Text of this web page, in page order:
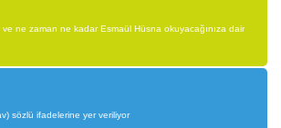
ne zaman ne kadar Esmaül Hüsna okuyacağınıza dair
sözlü ifadelerine yer veriliyor